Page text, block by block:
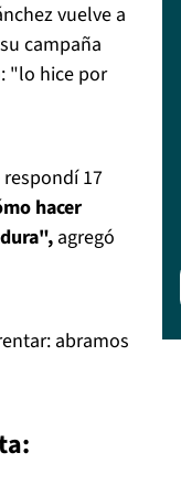
vuelve a
campaña
"lo hice por
17
hacer
agregó
abramos